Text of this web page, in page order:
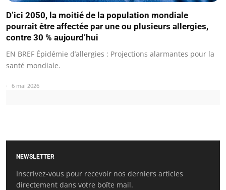
D’ici 2050, la moitié de la population mondiale
pourrait être affectée par une ou plusieurs allergies,
contre 30 % aujourd’hui
EN BREF Épidémie d’allergies : Projections alarmantes pour la
santé mondiale.
6 mai 2026
NEWSLETTER
Inscrivez-vous pour recevoir nos derniers articles
directement dans votre boîte mail.